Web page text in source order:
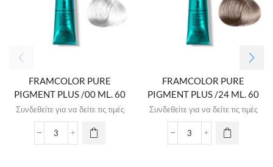
FRAMCOLOR PURE
PIGMENT PLUS /00 ML. 60
Συνδεθείτε για να δείτε τις τιμές
FRAMCOLOR PURE
PIGMENT PLUS /24 ML. 60
Συνδεθείτε για να δείτε τις τιμές